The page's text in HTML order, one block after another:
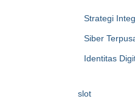
Strategi
Siber
Identitas
slot